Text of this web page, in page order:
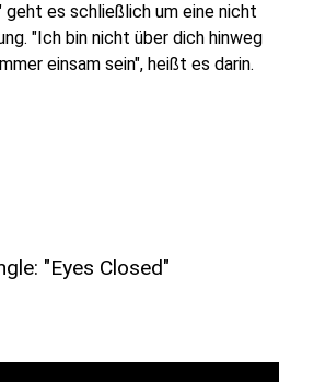
geht es schließlich um eine nicht
"Ich bin nicht über dich hinweg
einsam sein", heißt es darin.
"Eyes Closed"